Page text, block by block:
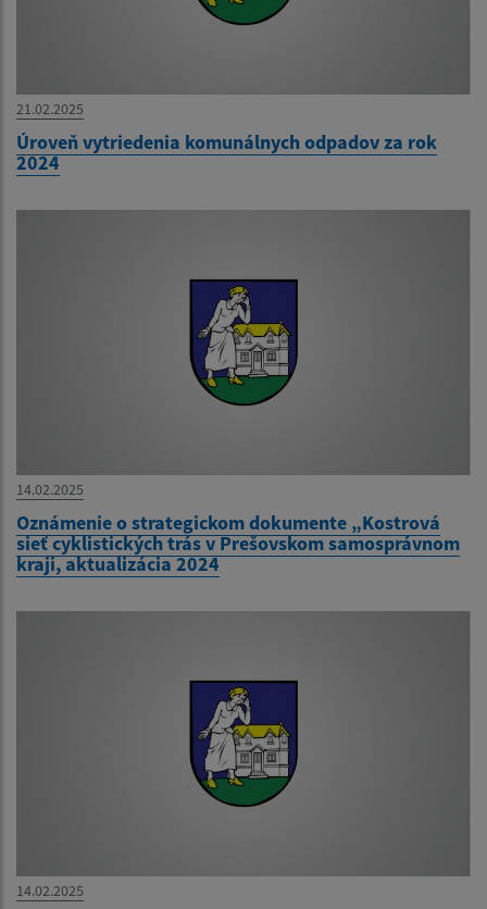
21.02.2025
Úroveň vytriedenia komunálnych odpadov za rok
2024
14.02.2025
Oznámenie o strategickom dokumente „Kostrová
sieť cyklistických trás v Prešovskom samosprávnom
kraji, aktualizácia 2024
14.02.2025